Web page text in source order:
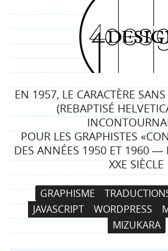
EN 1957, LE CARACTÈRE
(REBAPTISÉ
POUR LES GRAPHISTES
DES ANNÉES 1950 ET 1960 ―
XXE SIÈCLE
N
a
v
i
A
l
l
e
GRAPHISME
JAVASCRIPT
WORDPRESS
MIZUKARA